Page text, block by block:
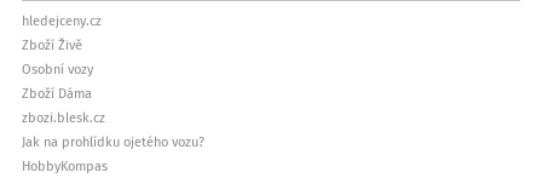
hledejceny.cz
Zboží Živě
Osobní vozy
Zboží Dáma
zbozi.blesk.cz
Jak na prohlídku ojetého vozu?
HobbyKompas